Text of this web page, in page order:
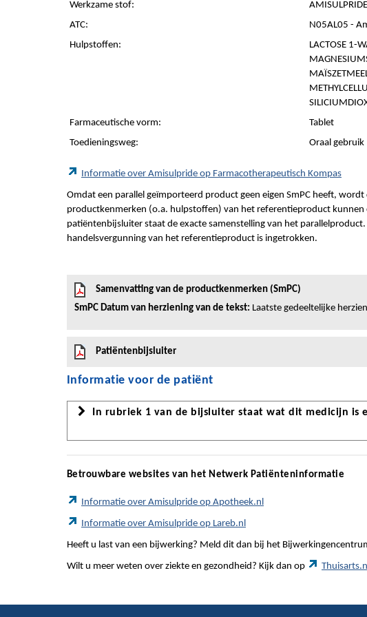
Werkzame stof:
ATC:
N05AL05 -
Hulpstoffen:
LACTOSE 1-
Farmaceutische vorm:
Tablet
Toedieningsweg:
Oraal gebruik
Informatie over Amisulpride op Farmacotherapeutisch Kompas
Omdat een parallel geïmporteerd product geen eigen SmPC heeft,
productkenmerken (o.a. hulpstoffen) van het referentieproduct kunnen
patiëntenbijsluiter staat de exacte samenstelling van het
handelsvergunning van het referentieproduct is ingetrokken.
Samenvatting van de productkenmerken (SmPC)
SmPC Datum van herziening van de tekst: Laatste gedeeltelijke
Patiëntenbijsluiter
Informatie voor de patiënt
In rubriek 1 van de bijsluiter staat wat dit medicijn is
Betrouwbare websites van het Netwerk Patiënteninformatie
Informatie over Amisulpride op Apotheek.nl
Informatie over Amisulpride op Lareb.nl
Heeft u last van een bijwerking? Meld dit dan bij het
Wilt u meer weten over ziekte en gezondheid? Kijk dan op